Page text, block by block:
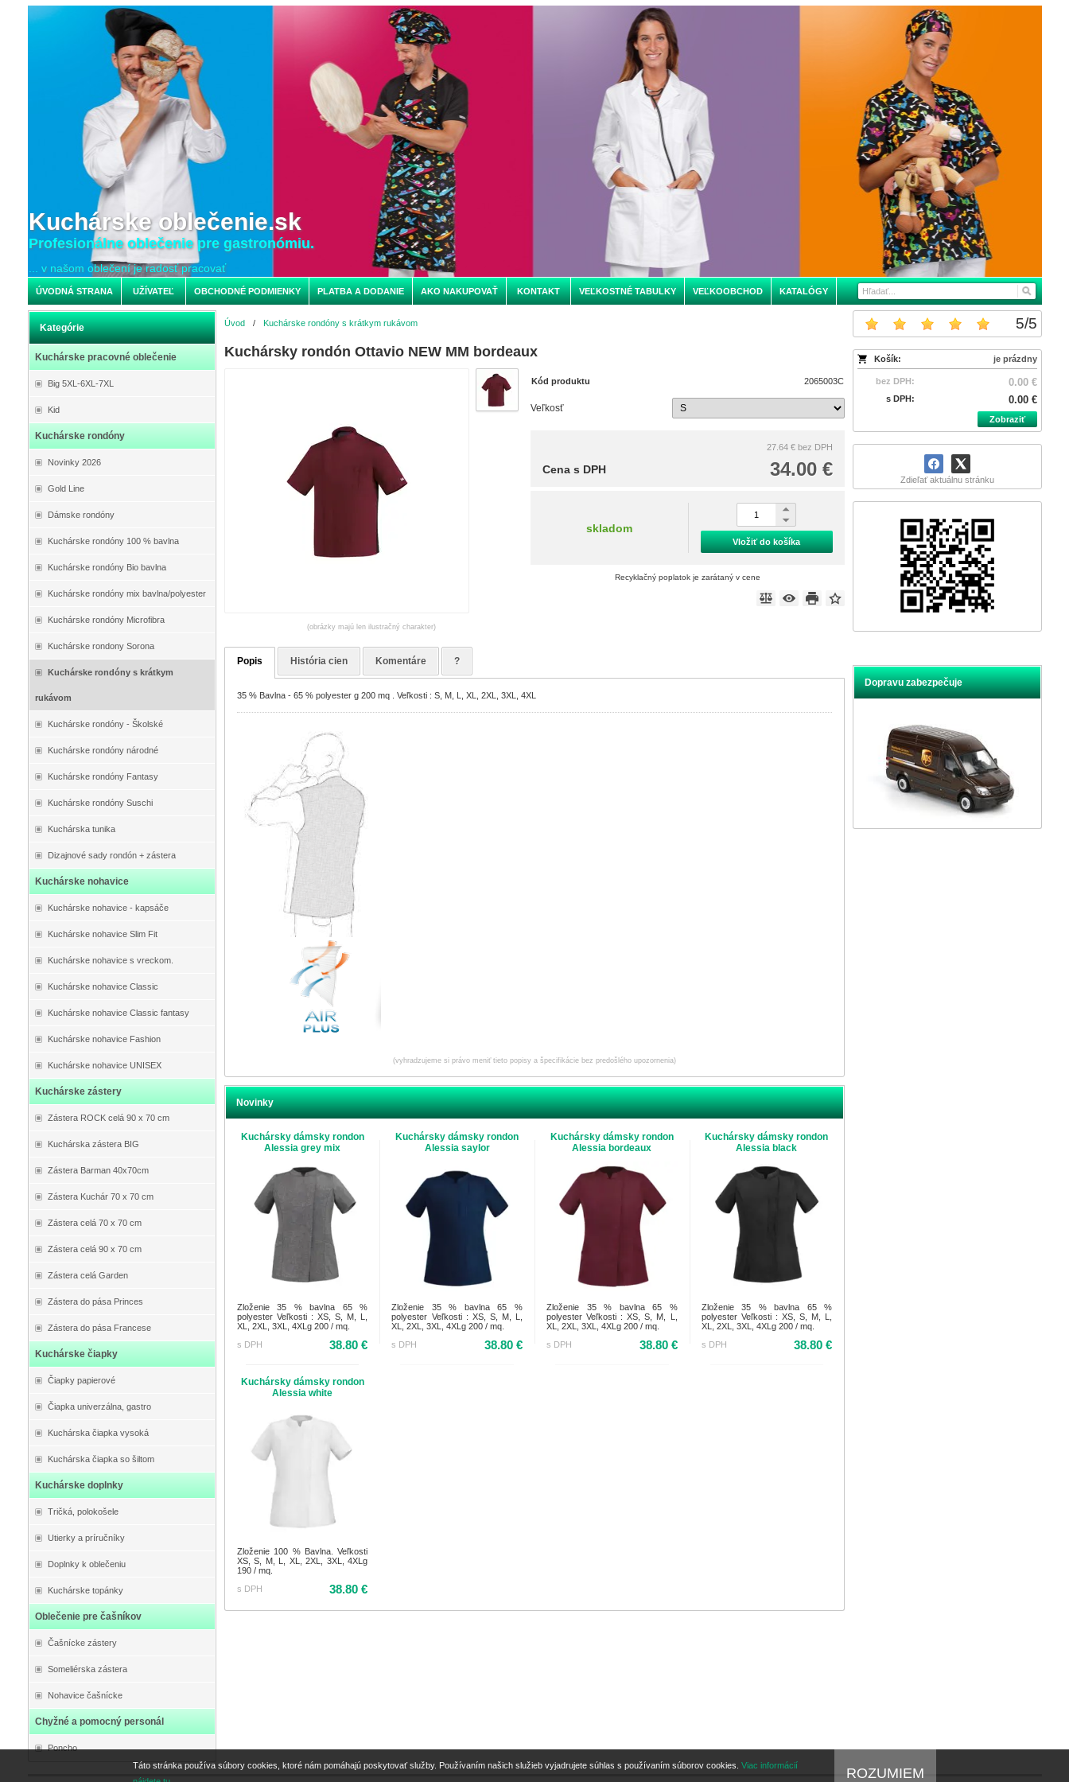
Kuchárske oblečenie.sk
Profesionálne oblečenie pre gastronómiu.
... v našom oblečení je radosť pracovať
ÚVODNÁ STRANA UŽÍVATEĽ OBCHODNÉ PODMIENKY PLATBA A DODANIE AKO NAKUPOVAŤ KONTAKT VEĽKOSTNÉ TABULKY VEĽKOOBCHOD KATALÓGY
Kategórie
Kuchárske pracovné oblečenie
Big 5XL-6XL-7XL
Kid
Kuchárske rondóny
Novinky 2026
Gold Line
Dámske rondóny
Kuchárske rondóny 100 % bavlna
Kuchárske rondóny Bio bavlna
Kuchárske rondóny mix bavlna/polyester
Kuchárske rondóny Microfibra
Kuchárske rondony Sorona
Kuchárske rondóny s krátkym
rukávom
Kuchárske rondóny - Školské
Kuchárske rondóny národné
Kuchárske rondóny Fantasy
Kuchárske rondóny Suschi
Kuchárska tunika
Dizajnové sady rondón + zástera
Kuchárske nohavice
Kuchárske nohavice - kapsáče
Kuchárske nohavice Slim Fit
Kuchárske nohavice s vreckom.
Kuchárske nohavice Classic
Kuchárske nohavice Classic fantasy
Kuchárske nohavice Fashion
Kuchárske nohavice UNISEX
Kuchárske zástery
Zástera ROCK celá 90 x 70 cm
Kuchárska zástera BIG
Zástera Barman 40x70cm
Zástera Kuchár 70 x 70 cm
Zástera celá 70 x 70 cm
Zástera celá 90 x 70 cm
Zástera celá Garden
Zástera do pása Princes
Zástera do pása Francese
Kuchárske čiapky
Čiapky papierové
Čiapka univerzálna, gastro
Kuchárska čiapka vysoká
Kuchárska čiapka so šiltom
Kuchárske doplnky
Tričká, polokošele
Utierky a príručníky
Doplnky k oblečeniu
Kuchárske topánky
Oblečenie pre čašníkov
Čašnícke zástery
Someliérska zástera
Nohavice čašnícke
Chyžné a pomocný personál
Poncho
5/5
Košík: je prázdny
bez DPH: 0.00 €
s DPH: 0.00 €
Zobraziť
Zdieľať aktuálnu stránku
Dopravu zabezpečuje
Úvod / Kuchárske rondóny s krátkym rukávom
Kuchársky rondón Ottavio NEW MM bordeaux
(obrázky majú len ilustračný charakter)
Kód produktu 2065003C
Veľkosť
27.64 € bez DPH
34.00 €
Cena s DPH
skladom
Vložiť do košíka
Recyklačný poplatok je zarátaný v cene
Popis História cien Komentáre ?
35 % Bavlna - 65 % polyester g 200 mq . Veľkosti : S, M, L, XL, 2XL, 3XL, 4XL
(vyhradzujeme si právo meniť tieto popisy a špecifikácie bez predošlého upozornenia)
Novinky
Kuchársky dámsky rondon
Alessia grey mix
Zloženie 35 % bavlna 65 %
polyester Veľkosti : XS, S, M, L,
XL, 2XL, 3XL, 4XLg 200 / mq.
s DPH
38.80 €
Kuchársky dámsky rondon
Alessia saylor
Zloženie 35 % bavlna 65 %
polyester Veľkosti : XS, S, M, L,
XL, 2XL, 3XL, 4XLg 200 / mq.
s DPH
38.80 €
Kuchársky dámsky rondon
Alessia bordeaux
Zloženie 35 % bavlna 65 %
polyester Veľkosti : XS, S, M, L,
XL, 2XL, 3XL, 4XLg 200 / mq.
s DPH
38.80 €
Kuchársky dámsky rondon
Alessia black
Zloženie 35 % bavlna 65 %
polyester Veľkosti : XS, S, M, L,
XL, 2XL, 3XL, 4XLg 200 / mq.
s DPH
38.80 €
Kuchársky dámsky rondon
Alessia white
Zloženie 100 % Bavlna. Veľkosti
XS, S, M, L, XL, 2XL, 3XL, 4XLg
190 / mq.
s DPH
38.80 €
Táto stránka používa súbory cookies, ktoré nám pomáhajú poskytovať služby. Používaním našich služieb vyjadrujete súhlas s používaním súborov cookies. Viac informácií
ROZUMIEM